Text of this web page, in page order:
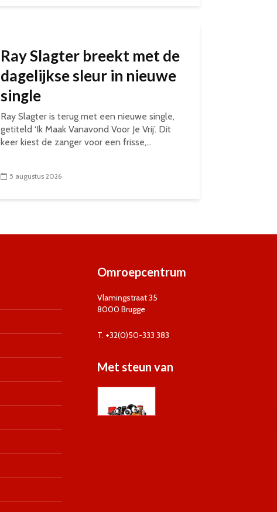
Ray Slagter breekt met de
dagelijkse sleur in nieuwe
single
Ray Slagter is terug met een nieuwe single,
getiteld ‘Ik Maak Vanavond Voor Je Vrij’. Dit
keer kiest de zanger voor een frisse,...
5 augustus 2026
Omroepcentrum
Vlamingstraat 35
8000 Brugge
T. +32(0)50-333 383
Met steun van